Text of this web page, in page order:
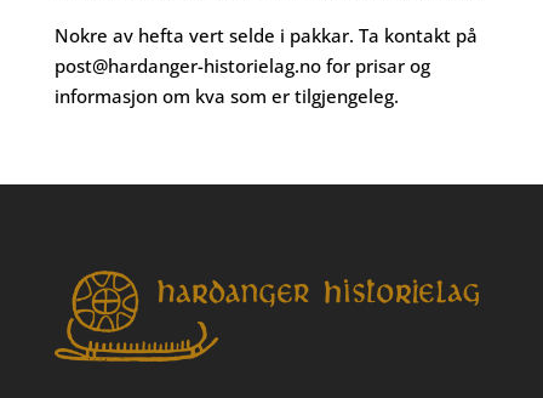
Nokre av hefta vert selde i pakkar. Ta kontakt på
post@hardanger-historielag.nofor prisar og
informasjon om kva som er tilgjengeleg.